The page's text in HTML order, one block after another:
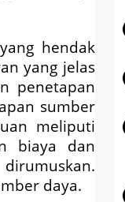
hendak
yang jelas
penetapan
sumber
meliputi
biaya dan
daya.